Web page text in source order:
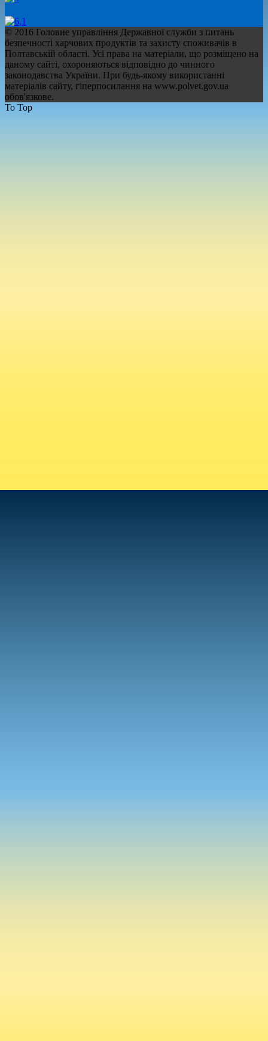
© 2016 Головне управління Державної служби з питань
безпечності харчових продуктів та захисту споживачів в
Полтавській області. Усі права на матеріали, що розміщено на
даному сайті, охороняються відповідно до чинного
законодавства України. При будь-якому використанні
матеріалів сайту, гіперпосилання на www.polvet.gov.ua
обов'язкове.
To Top